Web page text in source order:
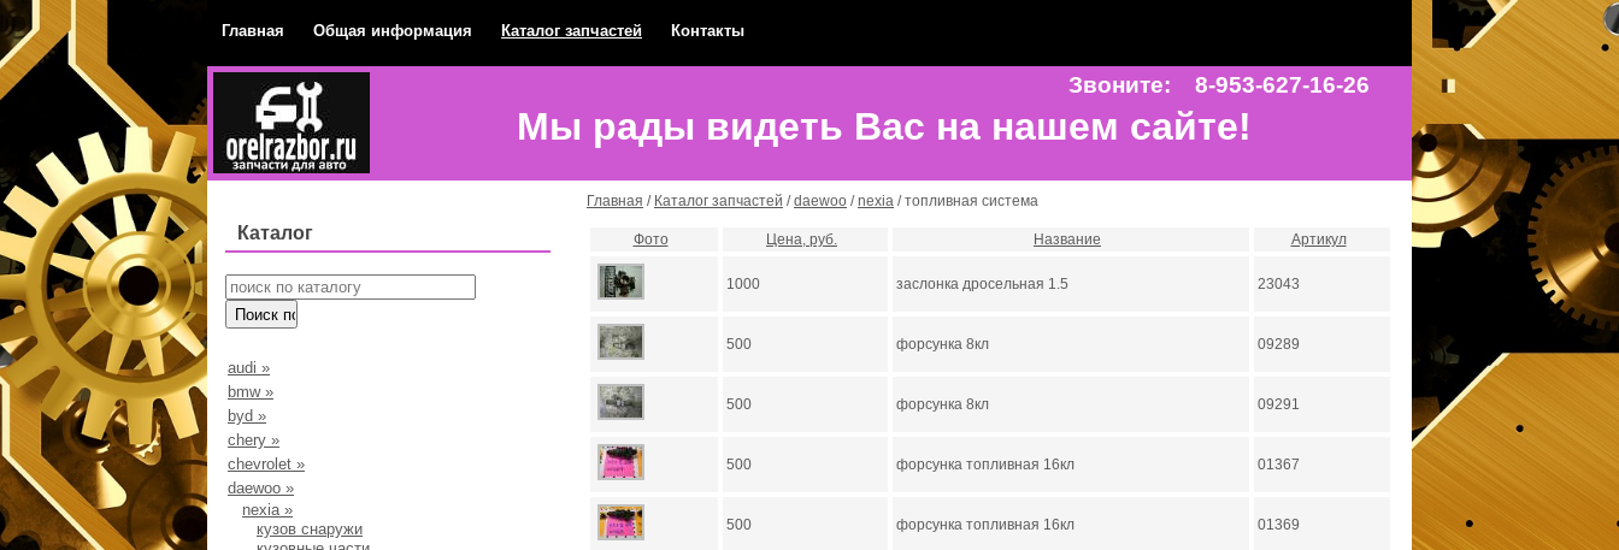
Главная Общая информация Каталог запчастей Контакты
Звоните: 8-953-627-16-26
Мы рады видеть Вас на нашем сайте!
Каталог
audi »
bmw»
byd »
chery »
chevrolet »
daewoo »
nexia»
кузов снаружи
Главная / Каталог запчастей /daewoo /nexia / топливная система
Фото Цена, руб. Название Артикул
1000 заслонка дросельная 1.5 23043
500 форсунка 8кл 09289
500 форсунка 8кл 09291
500 форсунка топливная 16кл 01367
500 форсунка топливная 16кл 01369